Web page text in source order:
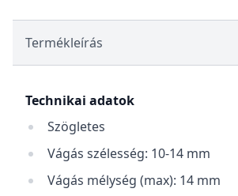
Termékleírás
Technikai adatok
Szögletes
Vágás szélesség: 10-14 mm
Vágás mélység (max): 14 mm